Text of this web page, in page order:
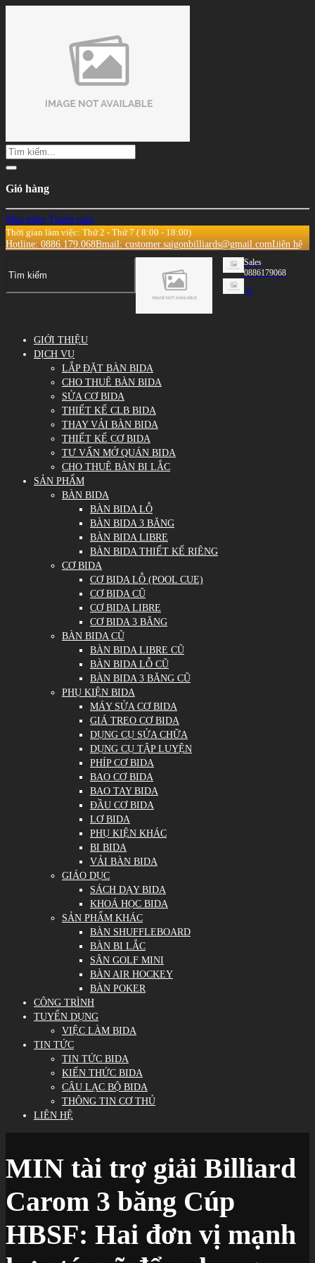
Giỏ hàng
Mua thêm Thanh toán
Thời gian làm việc: Thứ 2 - Thứ 7 ( 8:00 - 18:00)
Hotline: 0886.179.068Email: customer.saigonbilliards@gmail.comLiên hệ
Sales
0886179068
0
GIỚI THIỆU
DỊCH VỤ
LẮP ĐẶT BÀN BIDA
CHO THUÊ BÀN BIDA
SỬA CƠ BIDA
THIẾT KẾ CLB BIDA
THAY VẢI BÀN BIDA
THIẾT KẾ CƠ BIDA
TƯ VẤN MỞ QUÁN BIDA
CHO THUÊ BÀN BI LẮC
SẢN PHẨM
BÀN BIDA
BÀN BIDA LỖ
BÀN BIDA 3 BĂNG
BÀN BIDA LIBRE
BÀN BIDA THIẾT KẾ RIÊNG
CƠ BIDA
CƠ BIDA LỖ (POOL CUE)
CƠ BIDA CŨ
CƠ BIDA LIBRE
CƠ BIDA 3 BĂNG
BÀN BIDA CŨ
BÀN BIDA LIBRE CŨ
BÀN BIDA LỖ CŨ
BÀN BIDA 3 BĂNG CŨ
PHỤ KIỆN BIDA
MÁY SỬA CƠ BIDA
GIÁ TREO CƠ BIDA
DỤNG CỤ SỬA CHỮA
DỤNG CỤ TẬP LUYỆN
PHÍP CƠ BIDA
BAO CƠ BIDA
BAO TAY BIDA
ĐẦU CƠ BIDA
LƠ BIDA
PHỤ KIỆN KHÁC
BI BIDA
VẢI BÀN BIDA
GIÁO DỤC
SÁCH DẠY BIDA
KHOÁ HỌC BIDA
SẢN PHẨM KHÁC
BÀN SHUFFLEBOARD
BÀN BI LẮC
SÂN GOLF MINI
BÀN AIR HOCKEY
BÀN POKER
CÔNG TRÌNH
TUYỂN DỤNG
VIỆC LÀM BIDA
TIN TỨC
TIN TỨC BIDA
KIẾN THỨC BIDA
CÂU LẠC BỘ BIDA
THÔNG TIN CƠ THỦ
LIÊN HỆ
MIN tài trợ giải Billiard
Carom 3 băng Cúp
HBSF: Hai đơn vị mạnh